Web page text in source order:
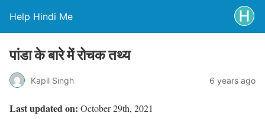
Help Hindi Me
पांडा के बारे में रोचक तथ्य
Kapil Singh 6 years ago
Last updated on: October 29th, 2021